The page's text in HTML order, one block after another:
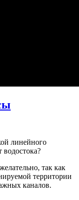
линейного
водостока?
так как
территории
каналов.